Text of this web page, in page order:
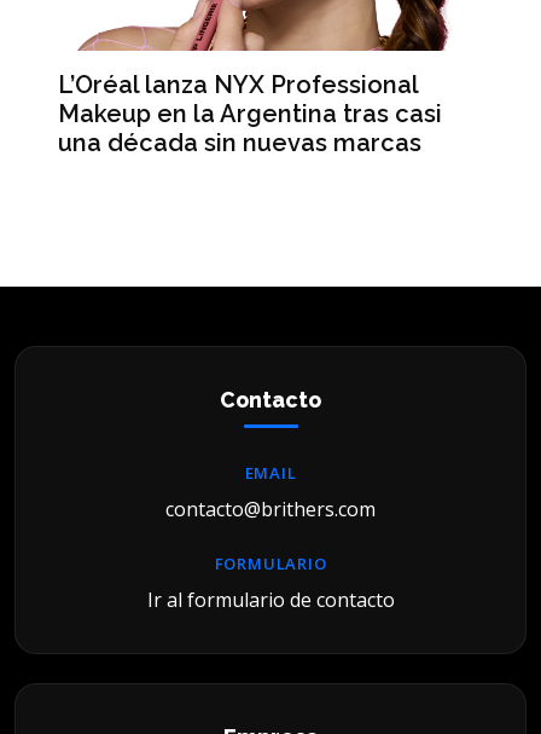
L’Oréal lanza NYX Professional
Makeup en la Argentina tras casi
una década sin nuevas marcas
Contacto
EMAIL
contacto@brithers.com
FORMULARIO
Ir al formulario de contacto